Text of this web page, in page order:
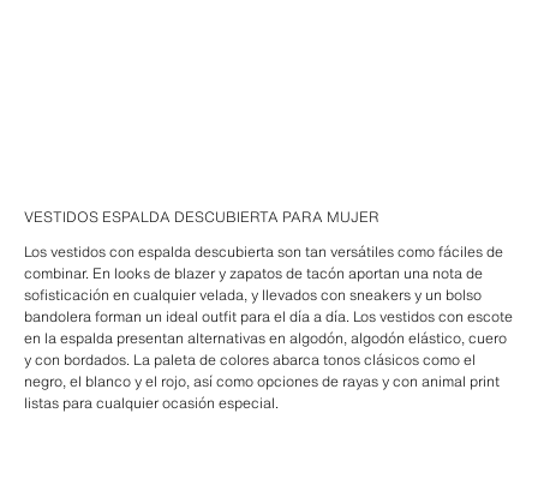
VESTIDOS ESPALDA DESCUBIERTA PARA MUJER
Los vestidos con espalda descubierta son tan versátiles como fáciles de
combinar. En looks de blazer y zapatos de tacón aportan una nota de
sofisticación en cualquier velada, y llevados con sneakers y un bolso
bandolera forman un ideal outfit para el día a día. Los vestidos con escote
en la espalda presentan alternativas en algodón, algodón elástico, cuero
y con bordados. La paleta de colores abarca tonos clásicos como el
negro, el blanco y el rojo, así como opciones de rayas y con animal print
listas para cualquier ocasión especial.